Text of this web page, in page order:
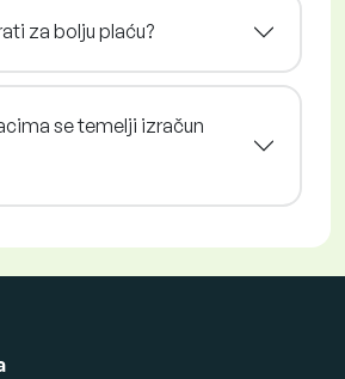
za bolju plaću?
se temelji izračun